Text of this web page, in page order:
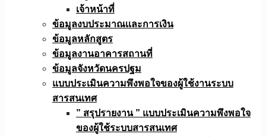
เจ้าหน้าที่
ข้อมูลงบประมาณเเละการเงิน
ข้อมูลหลักสูตร
ข้อมูลงานอาคารสถานที่
ข้อมูลจังหวัดนครปฐม
แบบประเมินความพึงพอใจของผู้ใช้งานระบบ
สารสนเทศ
” สรุปรายงาน ” แบบประเมินความพึงพอใจ
ของผู้ใช้ระบบสารสนเทศ